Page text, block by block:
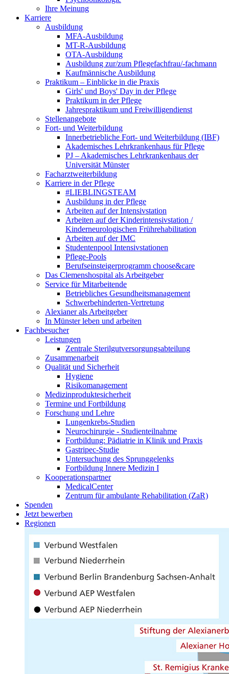
Ihre Meinung
Karriere
Ausbildung
MFA-Ausbildung
MT-R-Ausbildung
OTA-Ausbildung
Ausbildung zur/zum Pflegefachfrau/-fachmann
Kaufmännische Ausbildung
Praktikum – Einblicke in die Praxis
Girls' und Boys' Day in der Pflege
Praktikum in der Pflege
Jahrespraktikum und Freiwilligendienst
Stellenangebote
Fort- und Weiterbildung
Innerbetriebliche Fort- und Weiterbildung (IBF)
Akademisches Lehrkrankenhaus für Pflege
PJ – Akademisches Lehrkrankenhaus der
Universität Münster
Facharztweiterbildung
Karriere in der Pflege
#LIEBLINGSTEAM
Ausbildung in der Pflege
Arbeiten auf der Intensivstation
Arbeiten auf der Kinderintensivstation /
Kinderneurologischen Frührehabilitation
Arbeiten auf der IMC
Studentenpool Intensivstationen
Pflege-Pools
Berufseinsteigerprogramm choose&care
Das Clemenshospital als Arbeitgeber
Service für Mitarbeitende
Betriebliches Gesundheitsmanagement
Schwerbehinderten-Vertretung
Alexianer als Arbeitgeber
In Münster leben und arbeiten
Fachbesucher
Leistungen
Zentrale Sterilgutversorgungsabteilung
Zusammenarbeit
Qualität und Sicherheit
Hygiene
Risikomanagement
Medizinproduktesicherheit
Termine und Fortbildung
Forschung und Lehre
Lungenkrebs-Studien
Neurochirurgie - Studienteilnahme
Fortbildung: Pädiatrie in Klinik und Praxis
Gastripec-Studie
Untersuchung des Sprunggelenks
Fortbildung Innere Medizin I
Kooperationspartner
MedicalCenter
Zentrum für ambulante Rehabilitation (ZaR)
Spenden
Jetzt bewerben
Regionen